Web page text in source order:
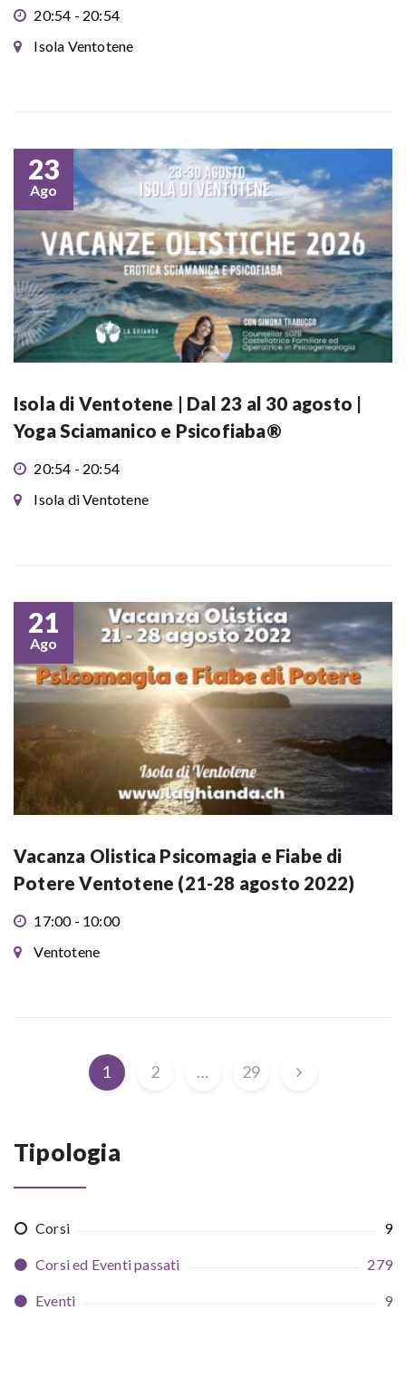
20:54 - 20:54
Isola Ventotene
23
Ago
Isola di Ventotene | Dal 23 al 30 agosto |
Yoga Sciamanico e Psicofiaba®
20:54 - 20:54
Isola di Ventotene
21
Ago
Vacanza Olistica Psicomagia e Fiabe di
Potere Ventotene (21-28 agosto 2022)
17:00 - 10:00
Ventotene
1 2 … 29
Tipologia
Corsi 9
Corsi ed Eventi passati 279
Eventi 9